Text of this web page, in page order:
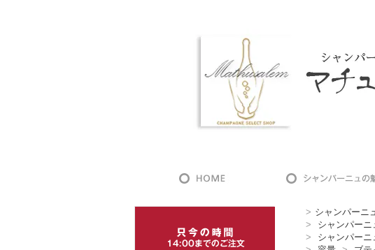
> シャンパーニ
>
シャンパー
>
シャンパー